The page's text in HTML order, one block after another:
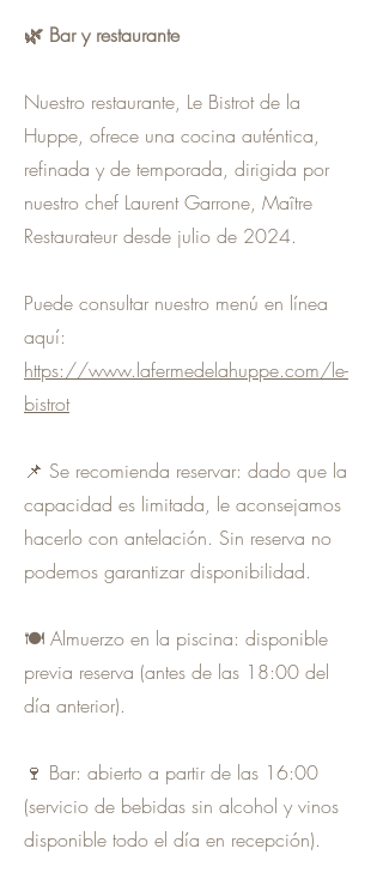
🌿 Bar y restaurante
Nuestro restaurante, Le Bistrot de la
Huppe, ofrece una cocina auténtica,
refinada y de temporada, dirigida por
nuestro chef Laurent Garrone, Maître
Restaurateur desde julio de 2024.
Puede consultar nuestro menú en línea
aquí:
https://www.lafermedelahuppe.com/le-
bistrot
📌 Se recomienda reservar: dado que la
capacidad es limitada, le aconsejamos
hacerlo con antelación. Sin reserva no
podemos garantizar disponibilidad.
🍽 Almuerzo en la piscina: disponible
previa reserva (antes de las 18:00 del
día anterior).
🍷 Bar: abierto a partir de las 16:00
(servicio de bebidas sin alcohol y vinos
disponible todo el día en recepción).